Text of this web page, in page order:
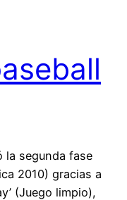
la segunda fase
2010) gracias a
(Juego limpio),